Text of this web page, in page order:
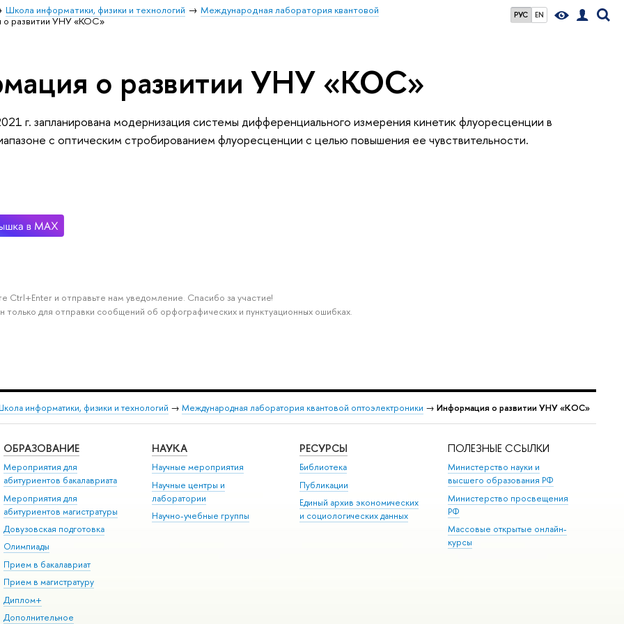
РУС EN
Школа информатики, физики и технологий
Международная лаборатория квантовой
о развитии УНУ «КОС»
о развитии УНУ «КОС»
г. запланирована модернизация системы дифференциального измерения кинетик флуоресценции в
c оптическим стробированием флуоресценции с целью повышения ее чувствительности.
Ctrl+Enter и отправьте нам уведомление. Спасибо за участие!
только для отправки сообщений об орфографических и пунктуационных ошибках.
информатики, физики и технологий → Международная лаборатория квантовой оптоэлектроники → Информация о развитии УНУ «КОС»
ОБРАЗОВАНИЕ
Мероприятия для
абитуриентов бакалавриата
Мероприятия для
абитуриентов магистратуры
Довузовская подготовка
Олимпиады
Прием в бакалавриат
Прием в магистратуру
Диплом+
Дополнительное
НАУКА
Научные мероприятия
Научные центры и
лаборатории
Научно-учебные группы
РЕСУРСЫ
Библиотека
Публикации
Единый архив экономических
и социологических данных
ПОЛЕЗНЫЕ ССЫЛКИ
Министерство науки и
высшего образования РФ
Министерство просвещения
РФ
Массовые открытые онлайн-
курсы